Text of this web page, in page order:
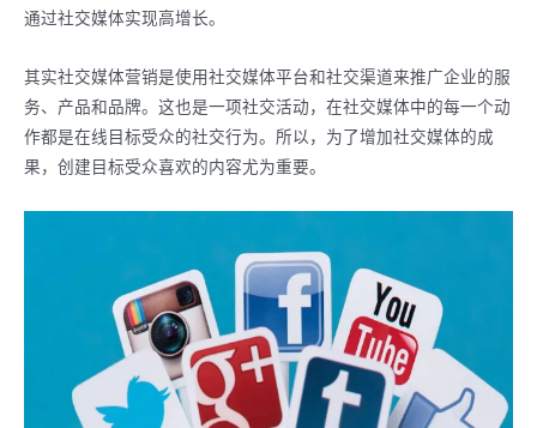
通过社交媒体实现高增长。
其实社交媒体营销是使用社交媒体平台和社交渠道来推广企业的服
务、产品和品牌。这也是一项社交活动，在社交媒体中的每一个动
作都是在线目标受众的社交行为。所以，为了增加社交媒体的成
果，创建目标受众喜欢的内容尤为重要。